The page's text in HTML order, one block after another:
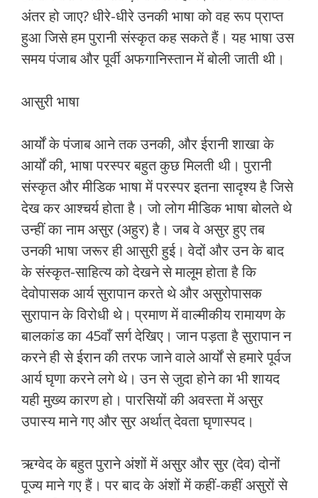
अंतर हो जाए? धीरे-धीरे उनकी भाषा को वह रूप प्राप्‍त
हुआ जिसे हम पुरानी संस्‍कृत कह सकते हैं। यह भाषा उस
समय पंजाब और पूर्वी अफगानिस्‍तान में बोली जाती थी।
आसुरी भाषा
आर्यों के पंजाब आने तक उनकी, और ईरानी शाखा के
आर्यों की, भाषा परस्‍पर बहुत कुछ मिलती थी। पुरानी
संस्‍कृत और मीडिक भाषा में परस्‍पर इतना सादृश्‍य है जिसे
देख कर आश्‍चर्य होता है। जो लोग मीडिक भाषा बोलते थे
उन्‍हीं का नाम असुर (अहुर) है। जब वे असुर हुए तब
उनकी भाषा जरूर ही आसुरी हुई। वेदों और उन के बाद
के संस्‍कृत-साहित्‍य को देखने से मालूम होता है कि
देवोपासक आर्य सुरापान करते थे और असुरोपासक
सुरापान के विरोधी थे। प्रमाण में वाल्‍मीकीय रामायण के
बालकांड का 45वाँ सर्ग देखिए। जान पड़ता है सुरापान न
करने ही से ईरान की तरफ जाने वाले आर्यों से हमारे पूर्वज
आर्य घृणा करने लगे थे। उन से जुदा होने का भी शायद
यही मुख्‍य कारण हो। पारसियों की अवस्‍ता में असुर
उपास्‍य माने गए और सुर अर्थात् देवता घृणास्‍पद।
ऋग्‍वेद के बहुत पुराने अंशों में असुर और सुर (देव) दोनों
पूज्‍य माने गए हैं। पर बाद के अंशों में कहीं-कहीं असुरों से